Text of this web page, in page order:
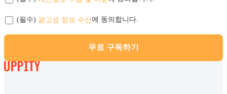
(필수) 광고성 정보 수신에 동의합니다.
무료 구독하기